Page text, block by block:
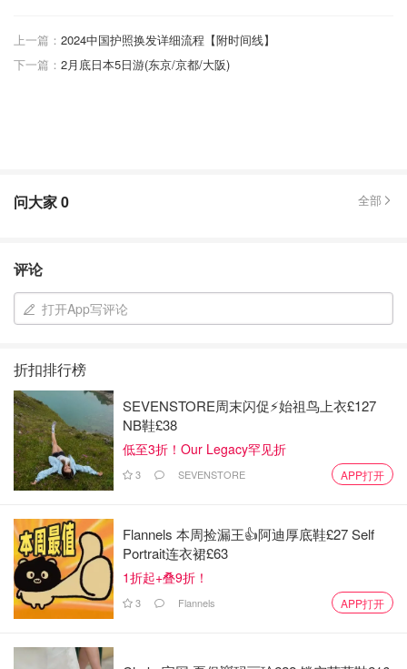
2 cubes （10g）咖喱调料块 ；2 tbsp （30g）日式牛排
淡奶油）
画龙点睛的是下面的秘密调料， 常见又增味！
上一篇： 2024中国护照换发详细流程【附时间线】
下一篇： 2月底日本5日游(东京/京都/大阪)
问大家0 全部
评论
打开App写评论
折扣排行榜
SEVENSTORE周末闪促⚡️始祖鸟上衣£127
NB鞋£38
低至3折！Our Legacy罕见折
3 SEVENSTORE APP打开
Flannels 本周捡漏王👍阿迪厚底鞋£27 Self
Portrait连衣裙£63
1折起+叠9折！
3 Flannels APP打开